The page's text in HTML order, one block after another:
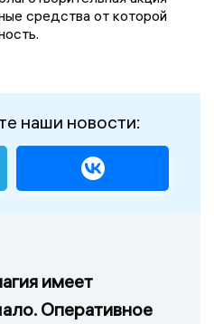
средства от которой
наши новости:
имеет
Оперативное